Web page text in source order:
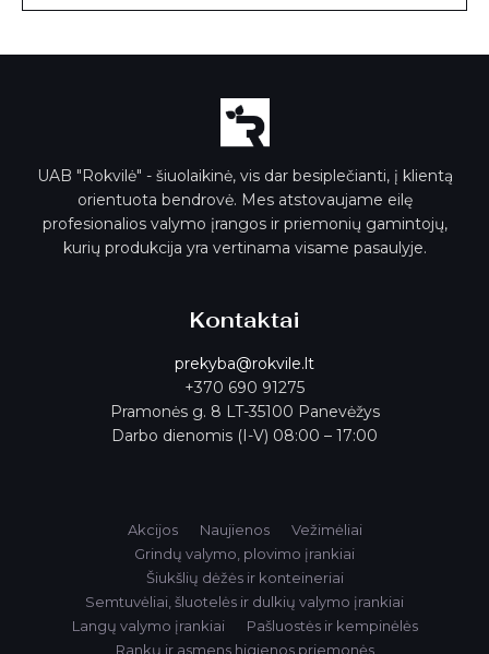
t
s
UAB "Rokvilė" - šiuolaikinė, vis dar besiplečianti, į klientą
orientuota bendrovė. Mes atstovaujame eilę
profesionalios valymo įrangos ir priemonių gamintojų,
kurių produkcija yra vertinama visame pasaulyje.
Kontaktai
prekyba@rokvile.lt
+370 690 91275
Pramonės g. 8 LT-35100 Panevėžys
Darbo dienomis (I-V) 08:00 – 17:00
Akcijos Naujienos
Vežimėliai
Grindų valymo, plovimo įrankiai
Šiukšlių dėžės ir konteineriai
Semtuvėliai, šluotelės ir dulkių valymo įrankiai
Langų valymo įrankiai
Pašluostės ir kempinėlės
Rankų ir asmens higienos priemonės